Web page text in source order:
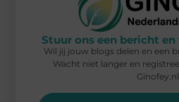
Stuur ons een bericht en
Wil jij jouw blogs delen en een
Wacht niet langer en
Ginofey.nl